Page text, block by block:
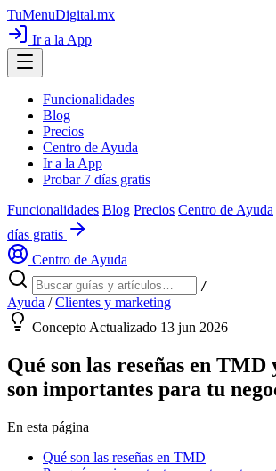
TuMenuDigital.mx
Ir a la App
Funcionalidades
Blog
Precios
Centro de Ayuda
Ir a la App
Probar 7 días gratis
Funcionalidades Blog Precios Centro de Ayuda
días gratis
Centro de Ayuda
/
Ayuda / Clientes y marketing
Concepto Actualizado 13 jun 2026
Qué son las reseñas en TMD
son importantes para tu
En esta página
Qué son las reseñas en TMD